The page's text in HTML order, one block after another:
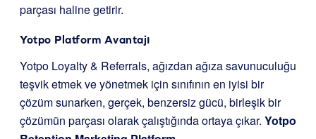
parçası haline getirir.
Yotpo Platform Avantajı
Yotpo Loyalty & Referrals, ağızdan ağıza savunuculuğu
teşvik etmek ve yönetmek için sınıfının en iyisi bir
çözüm sunarken, gerçek, benzersiz gücü, birleşik bir
çözümün parçası olarak çalıştığında ortaya çıkar. Yotpo